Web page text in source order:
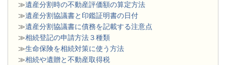
≫遺産分割時の不動産評価額の算定方法
≫遺産分割協議書と印鑑証明書の日付
≫遺産分割協議書に債務を記載する注意点
≫相続登記の申請方法３種類
≫生命保険を相続対策に使う方法
≫相続や遺贈と不動産取得税